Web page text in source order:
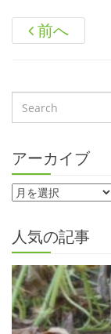
前へ
アーカイブ
人気の記事